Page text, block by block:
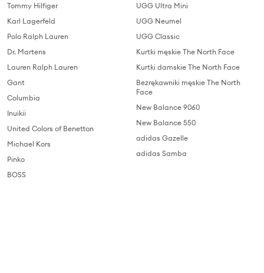
Tommy Hilfiger
Karl Lagerfeld
Polo Ralph Lauren
Dr. Martens
Lauren Ralph Lauren
Gant
Columbia
Inuikii
United Colors of Benetton
Michael Kors
Pinko
BOSS
UGG Ultra Mini
UGG Neumel
UGG Classic
Kurtki męskie The North Face
Kurtki damskie The North Face
Bezrękawniki męskie The North
Face
New Balance 9060
New Balance 550
adidas Gazelle
adidas Samba